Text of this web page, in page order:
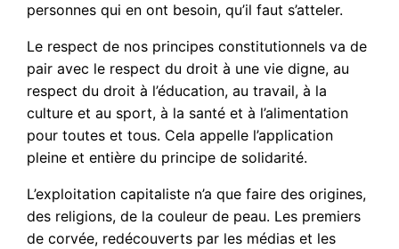
personnes qui en ont besoin, qu’il faut s’atteler.
Le respect de nos principes constitutionnels va de
pair avec le respect du droit à une vie digne, au
respect du droit à l’éducation, au travail, à la
culture et au sport, à la santé et à l’alimentation
pour toutes et tous. Cela appelle l’application
pleine et entière du principe de solidarité.
L’exploitation capitaliste n’a que faire des origines,
des religions, de la couleur de peau. Les premiers
de corvée, redécouverts par les médias et les